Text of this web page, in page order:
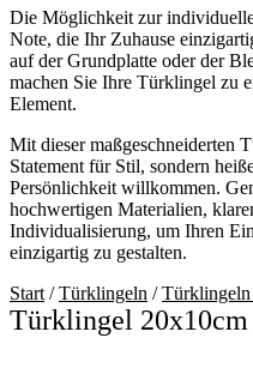
Die Möglichkeit zur
Note, die Ihr Zuhause
auf der Grundplatte oder der
machen Sie Ihre Türklingel zu
Element.
Mit dieser maßgeschneiderten
Statement für Stil, sondern
Persönlichkeit willkommen.
hochwertigen Materialien,
Individualisierung, um Ihren
einzigartig zu gestalten.
Start /Türklingeln /
Türklingel 20x10cm